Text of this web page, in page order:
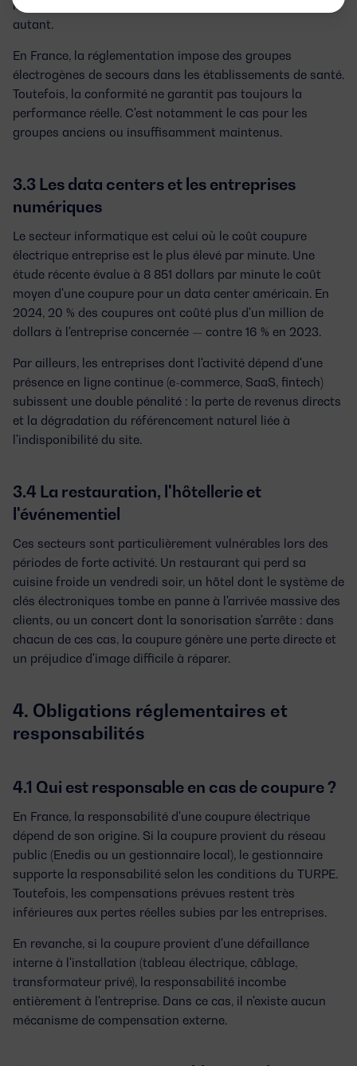
ininterrompue. Les systèmes de ventilation le sont tout
autant.
En France, la réglementation impose des groupes
électrogènes de secours dans les établissements de santé.
Toutefois, la conformité ne garantit pas toujours la
performance réelle. C'est notamment le cas pour les
groupes anciens ou insuffisamment maintenus.
3.3 Les data centers et les entreprises
numériques
Le secteur informatique est celui où le coût coupure
électrique entreprise est le plus élevé par minute. Une
étude récente évalue à 8 851 dollars par minute le coût
moyen d'une coupure pour un data center américain. En
2024, 20 % des coupures ont coûté plus d'un million de
dollars à l'entreprise concernée — contre 16 % en 2023.
Par ailleurs, les entreprises dont l'activité dépend d'une
présence en ligne continue (e-commerce, SaaS, fintech)
subissent une double pénalité : la perte de revenus directs
et la dégradation du référencement naturel liée à
l'indisponibilité du site.
3.4 La restauration, l'hôtellerie et
l'événementiel
Ces secteurs sont particulièrement vulnérables lors des
périodes de forte activité. Un restaurant qui perd sa
cuisine froide un vendredi soir, un hôtel dont le système de
clés électroniques tombe en panne à l'arrivée massive des
clients, ou un concert dont la sonorisation s'arrête : dans
chacun de ces cas, la coupure génère une perte directe et
un préjudice d'image difficile à réparer.
4. Obligations réglementaires et
responsabilités
4.1 Qui est responsable en cas de coupure ?
En France, la responsabilité d'une coupure électrique
dépend de son origine. Si la coupure provient du réseau
public (Enedis ou un gestionnaire local), le gestionnaire
supporte la responsabilité selon les conditions du TURPE
Toutefois, les compensations prévues restent très
inférieures aux pertes réelles subies par les entreprises.
En revanche, si la coupure provient d'une défaillance
interne à l'installation (tableau électrique, câblage,
transformateur privé), la responsabilité incombe
entièrement à l'entreprise. Dans ce cas, il n'existe aucun
mécanisme de compensation externe.